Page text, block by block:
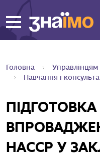
ПЕРЕЙТИ ДО
ГОЛОВНОГО
Головна
Управлінцям
Навчання і
HACCP У